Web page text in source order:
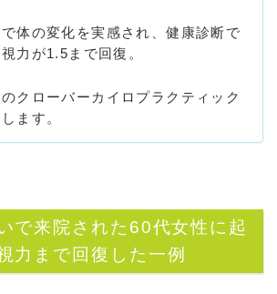
体の変化を実感され、健康診断で
力が1.5まで回復。
クローバーカイロプラクティック
ます。
で来院された60代女性に起
力まで回復した一例